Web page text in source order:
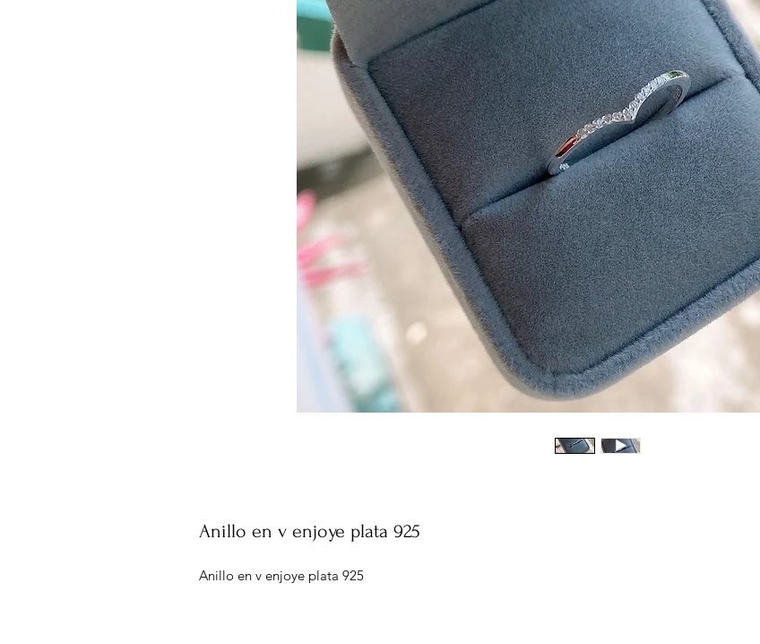
Anillo en v enjoye plata 925
Anillo en v enjoye plata 925